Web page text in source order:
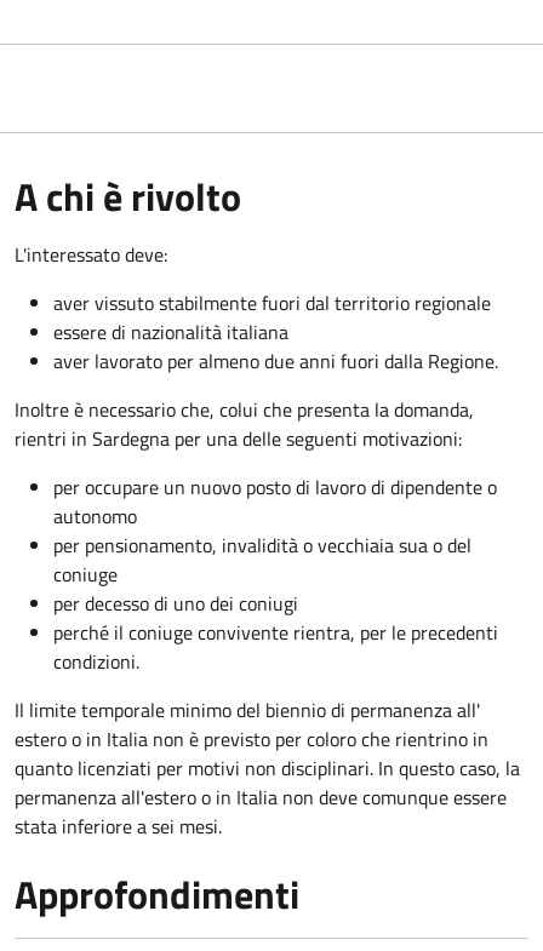
A chi è rivolto
L'interessato deve:
aver vissuto stabilmente fuori dal territorio regionale
essere di nazionalità italiana
aver lavorato per almeno due anni fuori dalla Regione.
Inoltre è necessario che, colui che presenta la domanda,
rientri in Sardegna per una delle seguenti motivazioni:
per occupare un nuovo posto di lavoro di dipendente o
autonomo
per pensionamento, invalidità o vecchiaia sua o del
coniuge
per decesso di uno dei coniugi
perché il coniuge convivente rientra, per le precedenti
condizioni.
Il limite temporale minimo del biennio di permanenza all'
estero o in Italia non è previsto per coloro che rientrino in
quanto licenziati per motivi non disciplinari. In questo caso, la
permanenza all'estero o in Italia non deve comunque essere
stata inferiore a sei mesi.
Approfondimenti